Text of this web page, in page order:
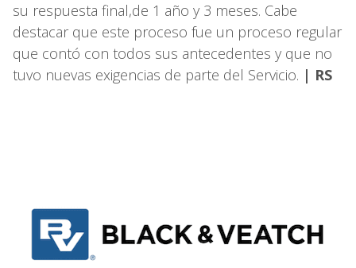
su respuesta final,de 1 año y 3 meses. Cabe
destacar que este proceso fue un proceso regular
que contó con todos sus antecedentes y que no
tuvo nuevas exigencias de parte del Servicio. | RS